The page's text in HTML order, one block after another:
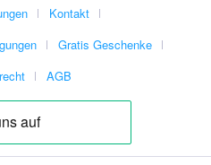
Kontakt
Gratis Geschenke
AGB